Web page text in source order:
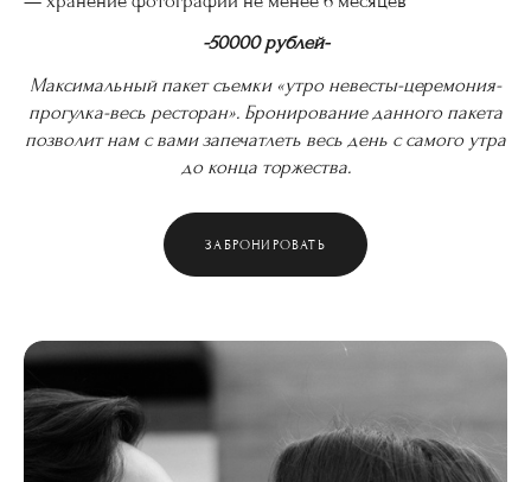
-50000 рублей-
Максимальный пакет съемки «утро невесты-церемония-
прогулка-весь ресторан». Бронирование данного пакета
позволит нам с вами запечатлеть весь день с самого утра
до конца торжества.
ЗАБРОНИРОВАТЬ